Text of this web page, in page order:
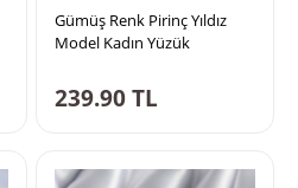
Gümüş Renk Pirinç Yıldız
Model Kadın Yüzük
239.90TL